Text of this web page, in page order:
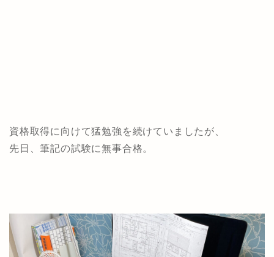
資格取得に向けて猛勉強を続けていましたが、
先日、筆記の試験に無事合格。